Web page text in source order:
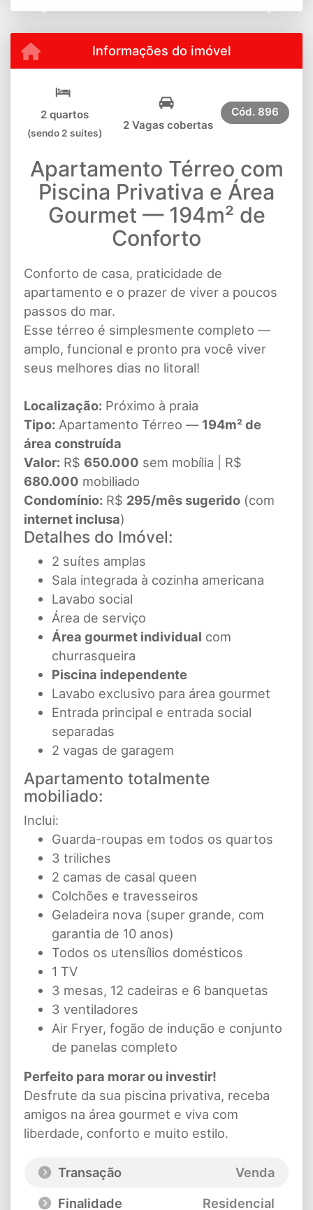
Previous Next
Informações do imóvel
2 quartos
(sendo 2 suítes)
2 Vagas cobertas
Cód. 896
Apartamento Térreo com
Piscina Privativa e Área
Gourmet — 194m² de
Conforto
Conforto de casa, praticidade de
apartamento e o prazer de viver a poucos
passos do mar.
Esse térreo é simplesmente completo —
amplo, funcional e pronto pra você viver
seus melhores dias no litoral!
Localização: Próximo à praia
Tipo: Apartamento Térreo — 194m² de
área construída
Valor: R$ 650.000 sem mobília | R$
680.000 mobiliado
Condomínio: R$ 295/mês sugerido (com
internet inclusa)
Detalhes do Imóvel:
2 suítes amplas
Sala integrada à cozinha americana
Lavabo social
Área de serviço
Área gourmet individual com
churrasqueira
Piscina independente
Lavabo exclusivo para área gourmet
Entrada principal e entrada social
separadas
2 vagas de garagem
Apartamento totalmente
mobiliado:
Inclui:
Guarda-roupas em todos os quartos
3 triliches
2 camas de casal queen
Colchões e travesseiros
Geladeira nova (super grande, com
garantia de 10 anos)
Todos os utensílios domésticos
1 TV
3 mesas, 12 cadeiras e 6 banquetas
3 ventiladores
Air Fryer, fogão de indução e conjunto
de panelas completo
Perfeito para morar ou investir!
Desfrute da sua piscina privativa, receba
amigos na área gourmet e viva com
liberdade, conforto e muito estilo.
Transação
Venda
Finalidade
Residencial